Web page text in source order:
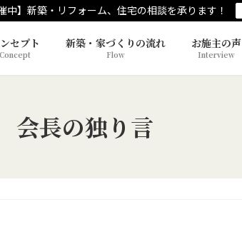
中】新築・リフォーム、住宅の相談を承ります！
セプト
Concept
新築・家づくりの流れ
Flow
お施主の声
Interview
会長の独り言